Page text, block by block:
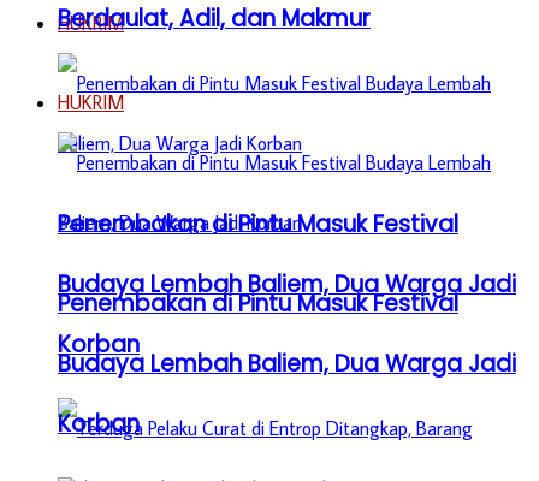
HUKRIM
Penembakan di Pintu Masuk Festival
Budaya Lembah Baliem, Dua Warga Jadi
Korban
Berdaulat, Adil, dan Makmur
HUKRIM
Penembakan di Pintu Masuk Festival
Budaya Lembah Baliem, Dua Warga Jadi
Korban